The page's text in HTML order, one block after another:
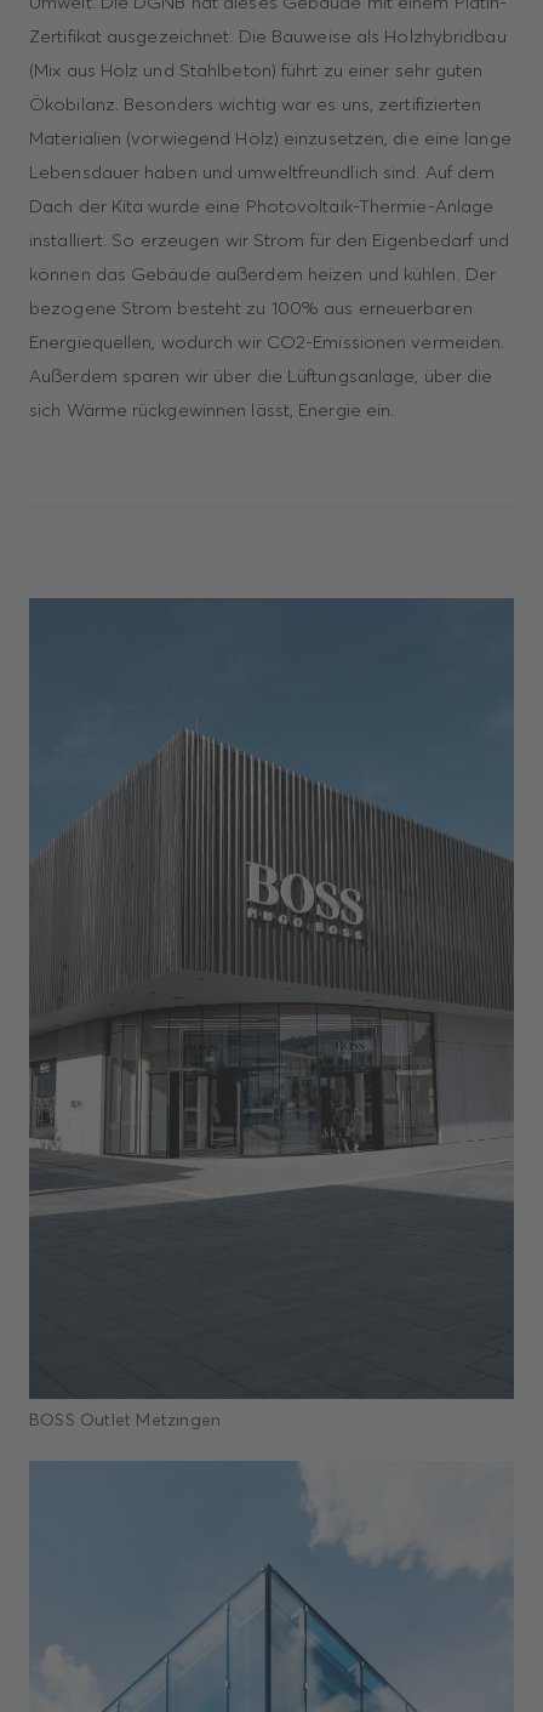
Zertifikat ausgezeichnet. Die Bauweise als Holzhybridbau
(Mix aus Holz und Stahlbeton) führt zu einer sehr guten
Ökobilanz. Besonders wichtig war es uns, zertifizierten
Materialien (vorwiegend Holz) einzusetzen, die eine lange
Lebensdauer haben und umweltfreundlich sind. Auf dem
Dach der Kita wurde eine Photovoltaik-Thermie-Anlage
installiert. So erzeugen wir Strom für den Eigenbedarf und
können das Gebäude außerdem heizen und kühlen. Der
bezogene Strom besteht zu 100% aus erneuerbaren
Energiequellen, wodurch wir CO2-Emissionen vermeiden.
Außerdem sparen wir über die Lüftungsanlage, über die
sich Wärme rückgewinnen lässt, Energie ein.
BOSS Outlet Metzingen